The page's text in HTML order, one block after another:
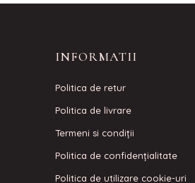
INFORMATII
Politica de retur
Politica de livrare
Termeni si condiţii
Politica de confidenţialitate
Politica de utilizare cookie-uri